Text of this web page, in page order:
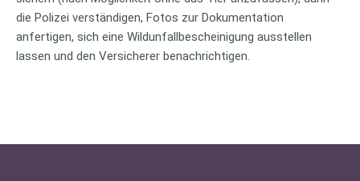
die Polizei verständigen, Fotos zur Dokumentation
anfertigen, sich eine Wildunfallbescheinigung ausstellen
lassen und den Versicherer benachrichtigen.